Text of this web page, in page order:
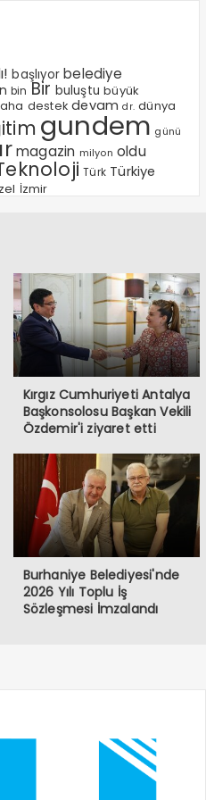
başlıyor belediye
bin Bir buluştu büyük
destek devam dr. dünya
gundem günü
magazin milyon oldu
Türk Türkiye
İzmir
Kırgız Cumhuriyeti Antalya
Başkonsolosu Başkan Vekili
Özdemir'i ziyaret etti
Burhaniye Belediyesi'nde
2026 Yılı Toplu İş
Sözleşmesi İmzalandı